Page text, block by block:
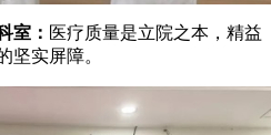
室： 医疗质量是立院之本，精益
坚实屏障。